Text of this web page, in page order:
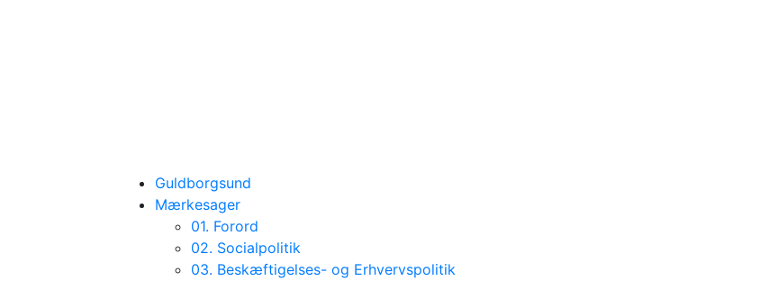
Guldborgsund
Mærkesager
01. Forord
02. Socialpolitik
03. Beskæftigelses- og Erhvervspolitik